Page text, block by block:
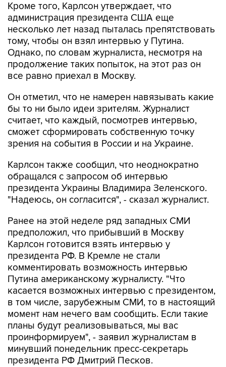
Кроме того, Карлсон утверждает, что
администрация президента США еще
несколько лет назад пыталась препятствовать
тому, чтобы он взял интервью у Путина.
Однако, по словам журналиста, несмотря на
продолжение таких попыток, на этот раз он
все равно приехал в Москву.
Он отметил, что не намерен навязывать какие
бы то ни было идеи зрителям. Журналист
считает, что каждый, посмотрев интервью,
сможет сформировать собственную точку
зрения на события в России и на Украине.
Карлсон также сообщил, что неоднократно
обращался с запросом об интервью
президента Украины Владимира Зеленского.
"Надеюсь, он согласится", - сказал журналист.
Ранее на этой неделе ряд западных СМИ
предположил, что прибывший в Москву
Карлсон готовится взять интервью у
президента РФ. В Кремле не стали
комментировать возможность интервью
Путина американскому журналисту. "Что
касается возможных интервью с президентом,
в том числе, зарубежным СМИ, то в настоящий
момент нам нечего вам сообщить. Если такие
планы будут реализовываться, мы вас
проинформируем", - заявил журналистам в
минувший понедельник пресс-секретарь
президента РФ Дмитрий Песков.